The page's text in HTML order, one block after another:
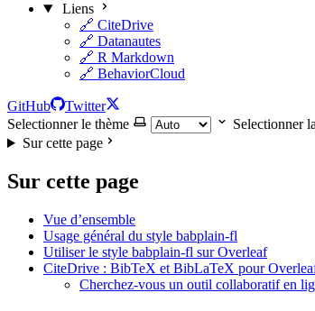
Liens
🔗 CiteDrive
🔗 Datanautes
🔗 R Markdown
🔗 BehaviorCloud
GitHub
Twitter
Selectionner le thème
Selectionner
Sur cette page
Sur cette page
Vue d’ensemble
Usage général du style babplain-fl
Utiliser le style babplain-fl sur Overleaf
CiteDrive : BibTeX et BibLaTeX pour
Cherchez-vous un outil collaboratif en